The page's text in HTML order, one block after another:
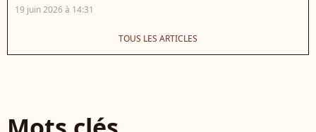
19 juin 2026 à 14:31
TOUS LES ARTICLES